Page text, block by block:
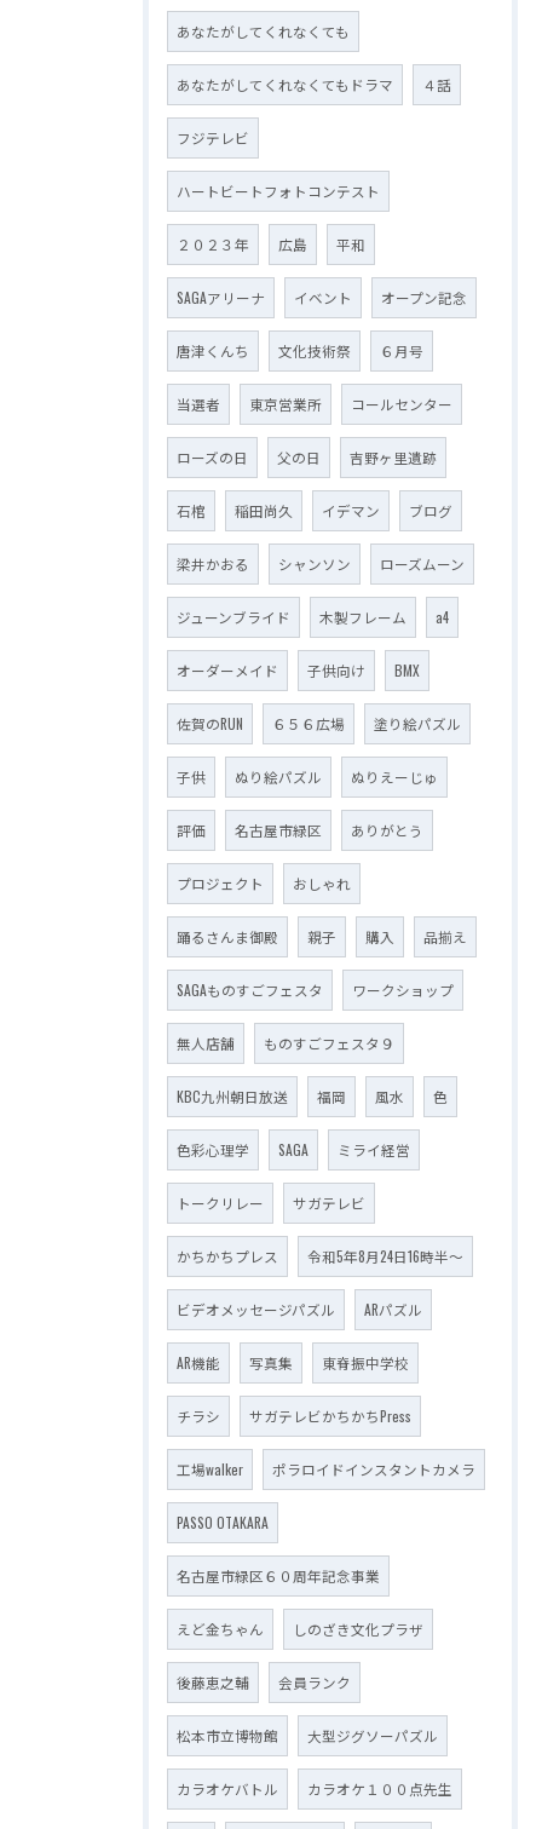
あなたがしてくれなくても
あなたがしてくれなくてもドラマ ４話
フジテレビ
ハートビートフォトコンテスト
２０２３年 広島 平和
SAGAアリーナ イベント オープン記念
唐津くんち 文化技術祭 ６月号
当選者 東京営業所 コールセンター
ローズの日 父の日 吉野ヶ里遺跡
石棺 稲田尚久 イデマン ブログ
梁井かおる シャンソン ローズムーン
ジューンブライド 木製フレーム a4
オーダーメイド 子供向け BMX
佐賀のRUN ６５６広場 塗り絵パズル
子供 ぬり絵パズル ぬりえーじゅ
評価 名古屋市緑区 ありがとう
プロジェクト おしゃれ
踊るさんま御殿 親子 購入 品揃え
SAGAものすごフェスタ ワークショップ
無人店舗 ものすごフェスタ９
KBC九州朝日放送 福岡 風水 色
色彩心理学 SAGA ミライ経営
トークリレー サガテレビ
かちかちプレス 令和5年8月24日16時半～
ビデオメッセージパズル ARパズル
AR機能 写真集 東脊振中学校
チラシ サガテレビかちかちPress
工場walker ポラロイドインスタントカメラ
PASSO OTAKARA
名古屋市緑区６０周年記念事業
えど金ちゃん しのざき文化プラザ
後藤恵之輔 会員ランク
松本市立博物館 大型ジグソーパズル
カラオケバトル カラオケ１００点先生